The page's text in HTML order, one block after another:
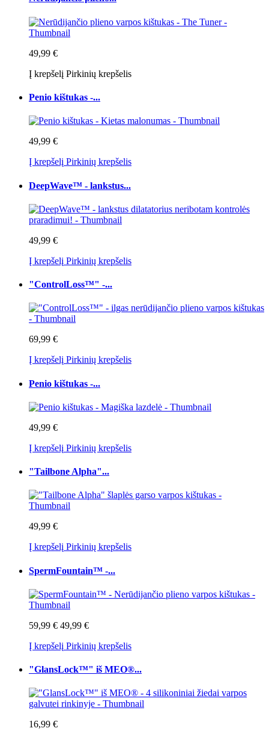
49,99 €
Į krepšelį Pirkinių krepšelis
Penio kištukas -...
49,99 €
Į krepšelį Pirkinių krepšelis
DeepWave™ - lankstus...
49,99 €
Į krepšelį Pirkinių krepšelis
"ControlLoss™" -...
69,99 €
Į krepšelį Pirkinių krepšelis
Penio kištukas -...
49,99 €
Į krepšelį Pirkinių krepšelis
"Tailbone Alpha"...
49,99 €
Į krepšelį Pirkinių krepšelis
SpermFountain™ -...
59,99 € 49,99 €
Į krepšelį Pirkinių krepšelis
"GlansLock™" iš MEO®...
16,99 €